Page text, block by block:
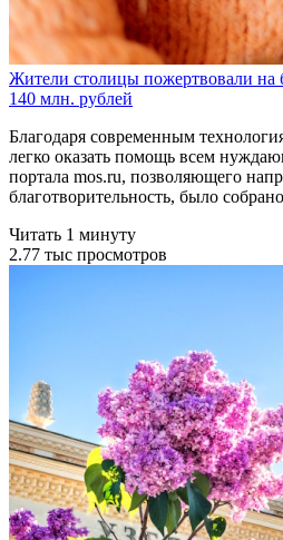
Жители столицы пожертвовали на
140 млн. рублей
Благодаря современным
легко оказать помощь всем
портала mos.ru, позволяющего
благотворительность, было
Читать 1 минуту
2.77 тыс просмотров